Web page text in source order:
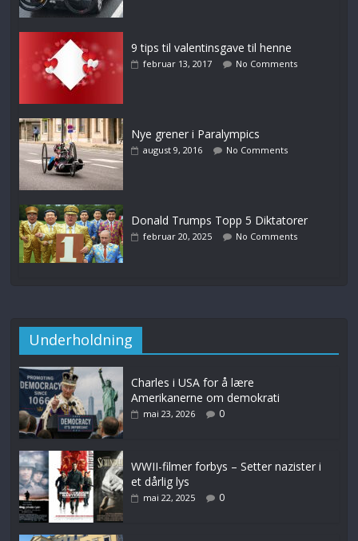
9 tips til valentinsgave til henne
februar 13, 2017 No Comments
Nye grener i Paralympics
august 9, 2016 No Comments
Donald Trumps Topp 5 Diktatorer
februar 20, 2025 No Comments
Underholdning
Charles i USA for å lære
Amerikanerne om demokrati
mai 23, 2026 0
WWII-filmer forbys – Setter nazister i
et dårlig lys
mai 22, 2025 0